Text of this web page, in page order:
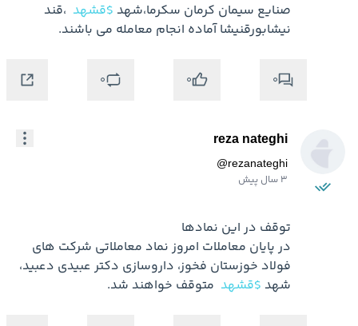
صنايع سيمان کرمان سکرما،شهد $قشهد
نيشابورقنيشا آماده انجام معامله مي باشند.
0
0
0
reza nateghi
@rezanateghi
3 سال پیش
شهد $قشهد متوقف خواهند شد.